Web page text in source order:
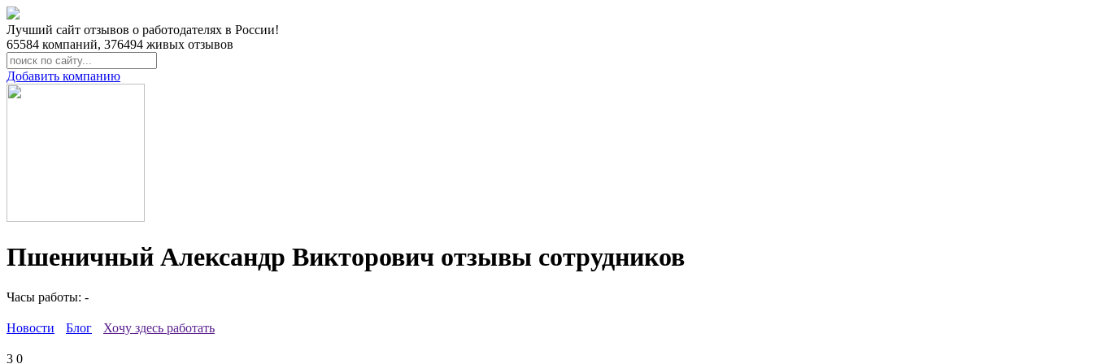
Лучший сайт отзывов о работодателях в России!
65584 компаний, 376494 живых отзывов
Добавить компанию
Пшеничный Александр Викторович отзывы сотрудников
Часы работы: -
Новости Блог Хочу здесь работать
3 0